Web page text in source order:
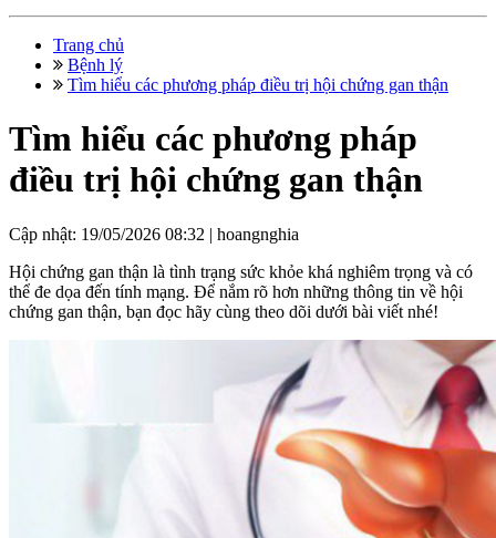
Trang chủ
Bệnh lý
Tìm hiểu các phương pháp điều trị hội chứng gan thận
Tìm hiểu các phương pháp
điều trị hội chứng gan thận
Cập nhật: 19/05/2026 08:32 | hoangnghia
Hội chứng gan thận là tình trạng sức khỏe khá nghiêm trọng và có
thể đe dọa đến tính mạng. Để nắm rõ hơn những thông tin về hội
chứng gan thận, bạn đọc hãy cùng theo dõi dưới bài viết nhé!